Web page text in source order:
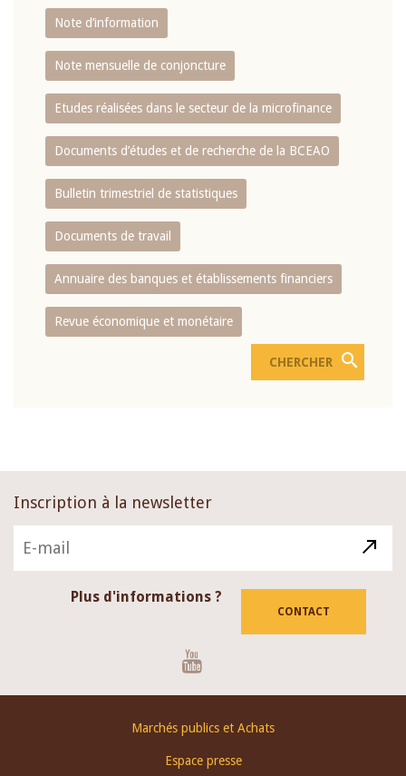
Note d’information
Note mensuelle de conjoncture
Etudes réalisées dans le secteur de la microfinance
Documents d’études et de recherche de la BCEAO
Bulletin trimestriel de statistiques
Documents de travail
Annuaire des banques et établissements financiers
Revue économique et monétaire
Inscription à la newsletter
Plus d'informations ?
CONTACT
Marchés publics et Achats
Espace presse